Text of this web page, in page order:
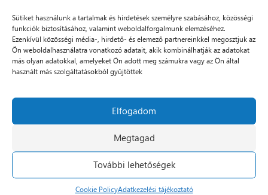
Sütiket használunk a tartalmak és hirdetések személyre szabásához, közösségi
funkciók biztosításához, valamint weboldalforgalmunk elemzéséhez.
Ezenkívül közösségi média-, hirdető- és elemező partnereinkkel megosztjuk az
Ön weboldalhasználatra vonatkozó adatait, akik kombinálhatják az adatokat
más olyan adatokkal, amelyeket Ön adott meg számukra vagy az Ön által
használt más szolgáltatásokból gyűjtöttek
Elfogadom
Megtagad
További lehetőségek
Cookie PolicyAdatkezelési tájékoztató